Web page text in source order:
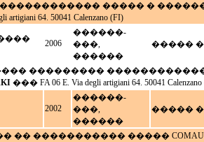
1 ������������� ����� �
64. 50041 Calenzano (FI)
2006
������-
���,
������
�����
���������
��� FA 06 E. Via degli artigiani 64. 50041
2002
������-
���,
������
�����
�� ����������� �����